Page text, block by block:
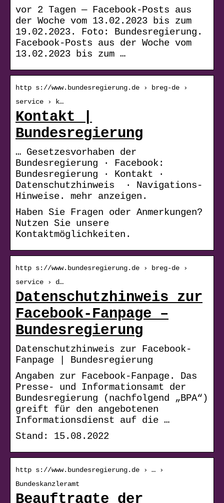
vor 2 Tagen — Facebook-Posts aus
der Woche vom 13.02.2023 bis zum
19.02.2023. Foto: Bundesregierung.
Facebook-Posts aus der Woche vom
13.02.2023 bis zum …
http s://www.bundesregierung.de › breg-de ›
service › k…
Kontakt |
Bundesregierung
… Gesetzesvorhaben der
Bundesregierung · Facebook:
Bundesregierung · Kontakt ·
Datenschutzhinweis ​​​​​​ · Navigations-
Hinweise. mehr anzeigen.
Haben Sie Fragen oder Anmerkungen?
Nutzen Sie unsere
Kontaktmöglichkeiten.
http s://www.bundesregierung.de › breg-de ›
service › d…
Datenschutzhinweis zur
Facebook-Fanpage –
Bundesregierung
Datenschutzhinweis zur Facebook-
Fanpage | Bundesregierung
Angaben zur Facebook-Fanpage. Das
Presse- und Informationsamt der
Bundesregierung (nachfolgend „BPA“)
greift für den angebotenen
Informationsdienst auf die …
Stand: 15.08.2022
http s://www.bundesregierung.de › … ›
Bundeskanzleramt
Beauftragte der